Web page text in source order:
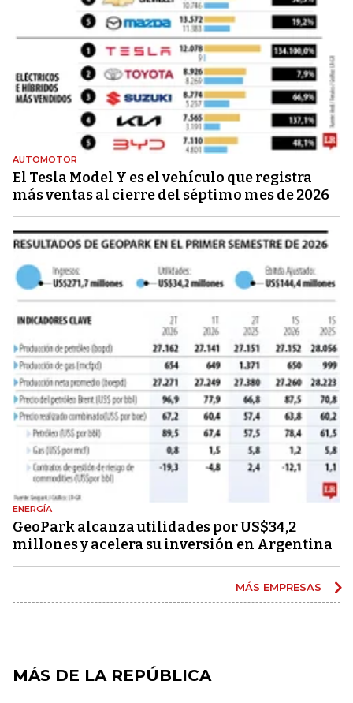
AUTOMOTOR
El Tesla Model Y es el vehículo que registra
más ventas al cierre del séptimo mes de 2026
ENERGÍA
GeoPark alcanza utilidades por US$34,2
millones y acelera su inversión en Argentina
MÁS EMPRESAS
MÁS DE LA REPÚBLICA